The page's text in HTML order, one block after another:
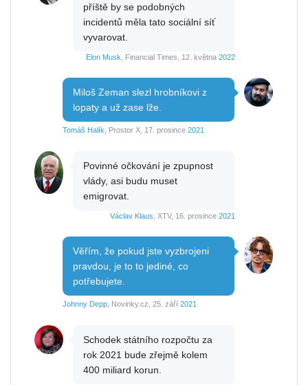
příště by se podobných
incidentů měla tato sociální síť
vyvarovat.
Elon Musk , Financial Times, 12. května 2022
Miloš Zeman slezl hrobníkovi z
lopaty a už zase lže.
Tomáš Halík , Prostor X, 17. prosince 2021
Povinné očkování je zpupnost
vlády, asi budu muset
emigrovat.
Václav Klaus , XTV, 16. prosince 2021
Věřím, že pokud jste vyzbrojeni
pravdou, je to to jediné, co
potřebujete.
Johnny Depp , Novinky.cz, 25. září 2021
Schodek státního rozpočtu za
rok 2021 bude zřejmě kolem
400 miliard korun.